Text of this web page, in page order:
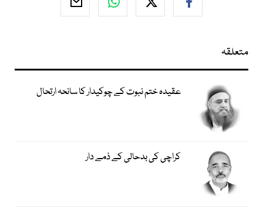
متعلقہ
عقیدہ ختم نبوت کے چوکیدار کا سانحہ ارتحال
کراچی کی بدحالی کے ذمے دار